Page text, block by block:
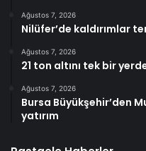
Ağustos 7, 2026
Nilüfer’de kaldırımlar
Ağustos 7, 2026
21 ton altını tek bir
Ağustos 7, 2026
Bursa Büyükşehir’den
yatırım